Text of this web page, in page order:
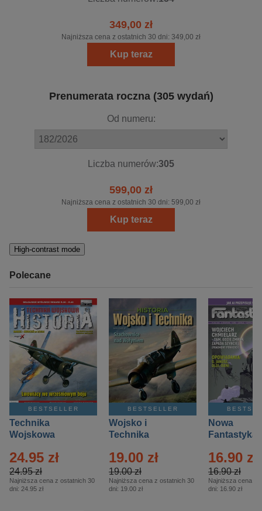
349,00 zł
Najniższa cena z ostatnich 30 dni: 349,00 zł
Kup teraz
Prenumerata roczna (305 wydań)
Od numeru:
Liczba numerów:305
599,00 zł
Najniższa cena z ostatnich 30 dni: 599,00 zł
Kup teraz
High-contrast mode
Polecane
BESTSELLER
Technika
Wojskowa
– 2/2026
24.95 zł
24.95 zł
Najniższa cena z ostatnich 30
dni: 24.95 zł
BESTSELLER
Wojsko i
Technika
Specjalne –
Eprasa – 2/2026
19.00 zł
19.00 zł
Najniższa cena z ostatnich 30
dni: 19.00 zł
Nowa
Fantastyka
16.90 zł
16.90 zł
Najniższa cena z
dni: 16.90 zł